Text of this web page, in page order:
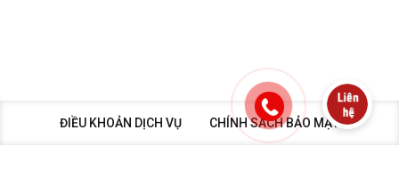
ĐIỀU KHOẢN DỊCH VỤ CHÍNH SÁCH BẢO MẬT